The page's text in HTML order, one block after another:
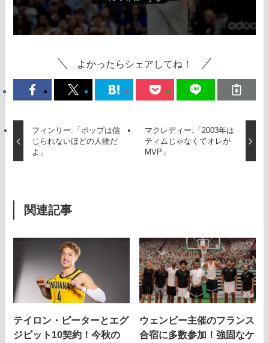
よかったらシェアしてね！
フィンリー:「ポップは信
じられないほどの人物だ
よ」
マクレディー:「2003年は
ティムじゃなくてオレが
MVP」
関連記事
テイロン・ピーターとエグ
ジビット10契約！今秋の
ウェンビー主催のフランス
合宿に多数参加！強固なケ